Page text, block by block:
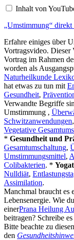
Inhalt von
„Umstimmung“ direkt
Erfahre einiges über
Vortragsvideo.
Vortrag im Rahmen
worden als
Naturheilkunde
hat etwas zu tun mit
Gesundheit,
Verwandte Begriffe
Umstimmung ,
Schwitzanwendungen,
Vegetative
* Gesundheit und
Gesamtumschaltung,
Umstimmungsmittel,
Colibakterien. *
Nulldiät,
Assimilation.
Manchmal braucht es
Lebensenergie. Wie
einerPrana Heilung
beitragen? Schreibe
Bitte beachte zu
den